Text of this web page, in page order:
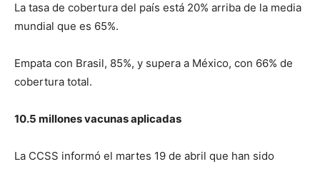
La tasa de cobertura del país está 20% arriba de la media
mundial que es 65%.
Empata con Brasil, 85%, y supera a México, con 66% de
cobertura total.
10.5 millones vacunas aplicadas
La CCSS informó el martes 19 de abril que han sido